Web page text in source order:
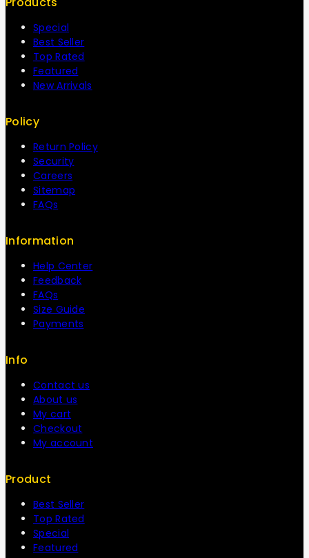
Special
Best Seller
Top Rated
Featured
New Arrivals
Policy
Return Policy
Security
Careers
Sitemap
FAQs
Information
Help Center
Feedback
FAQs
Size Guide
Payments
Info
Contact us
About us
My cart
Checkout
My account
Product
Best Seller
Top Rated
Special
Featured